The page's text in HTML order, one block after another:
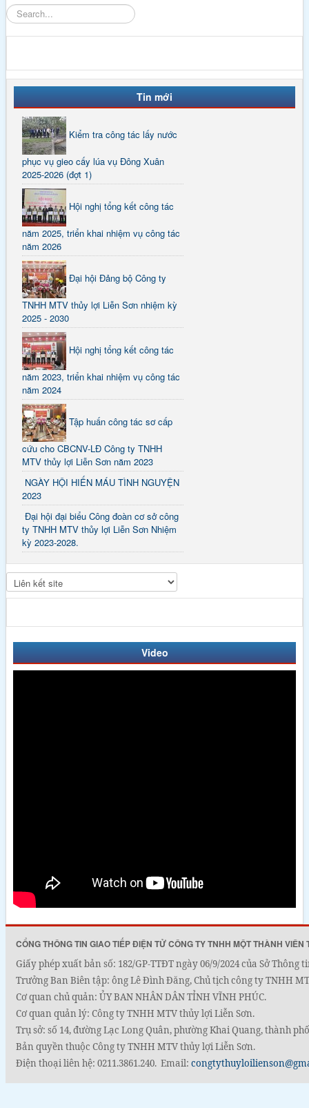
Tìm
kiếm
Tin mới
Kiểm tra công tác lấy nước
phục vụ gieo cấy lúa vụ Đông Xuân
2025-2026 (đợt 1)
Hội nghị tổng kết công tác
năm 2025, triển khai nhiệm vụ công tác
năm 2026
Đại hội Đảng bộ Công ty
TNHH MTV thủy lợi Liễn Sơn nhiệm kỳ
2025 - 2030
Hội nghị tổng kết công tác
năm 2023, triển khai nhiệm vụ công tác
năm 2024
Tập huấn công tác sơ cấp
cứu cho CBCNV-LĐ Công ty TNHH
MTV thủy lợi Liễn Sơn năm 2023
NGÀY HỘI HIẾN MÁU TÌNH NGUYỆN
2023
Đại hội đại biểu Công đoàn cơ sở công
ty TNHH MTV thủy lợi Liễn Sơn Nhiệm
kỳ 2023-2028.
Video
CỔNG THÔNG TIN GIAO TIẾP ĐIỆN TỬ CÔNG TY TNHH MỘT THÀNH VIÊN
Giấy phép xuất bản số: 182/GP-TTĐT ngày 06/9/2024 của Sở
Trưởng Ban Biên tập: ông Lê Đình Đăng, Chủ tịch công ty TNHH
Cơ quan chủ quản: ỦY BAN NHÂN DÂN TỈNH VĨNH PHÚC.
Cơ quan quản lý: Công ty TNHH MTV thủy lợi Liễn Sơn.
Trụ sở: số 14, đường Lạc Long Quân, phường Khai Quang, thành
Bản quyền thuộc Công ty TNHH MTV thủy lợi Liễn Sơn.
Điện thoại liên hệ: 0211.3861.240. Email: